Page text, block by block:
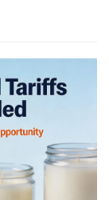
adicional
Kong y
cumplir
de trabajo